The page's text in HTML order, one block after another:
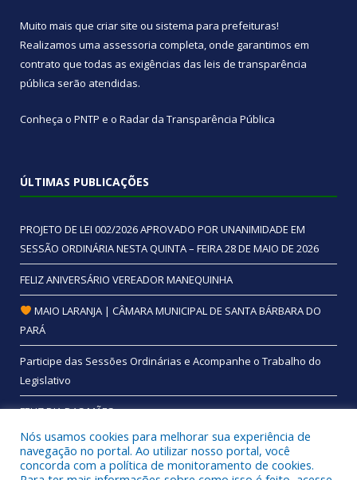
Muito mais que criar site ou sistema para prefeituras!
Realizamos uma assessoria completa, onde garantimos em
contrato que todas as exigências das leis de transparência
pública serão atendidas.
Conheça o PNTP e o Radar da Transparência Pública
ÚLTIMAS PUBLICAÇÕES
PROJETO DE LEI 002/2026 APROVADO POR UNANIMIDADE EM
SESSÃO ORDINÁRIA NESTA QUINTA – FEIRA 28 DE MAIO DE 2026
FELIZ ANIVERSÁRIO VEREADOR MANEQUINHA
MAIO LARANJA | CÂMARA MUNICIPAL DE SANTA BÁRBARA DO
PARÁ
Participe das Sessões Ordinárias e Acompanhe o Trabalho do
Legislativo
FELIZ DIA DAS MÃES
Nós usamos cookies para melhorar sua experiência de
navegação no portal. Ao utilizar nosso portal, você
concorda com a política de monitoramento de cookies.